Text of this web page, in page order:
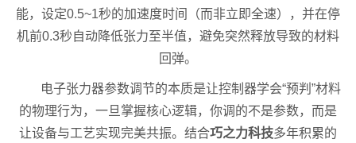
能，设定0.5~1秒的加速度时间（而非立即全速），并在停
机前0.3秒自动降低张力至半值，避免突然释放导致的材料
回弹。
电子张力器参数调节的本质是让控制器学会“预判”材料
的物理行为，一旦掌握核心逻辑，你调的不是参数，而是
让设备与工艺实现完美共振。结合巧之力科技多年积累的